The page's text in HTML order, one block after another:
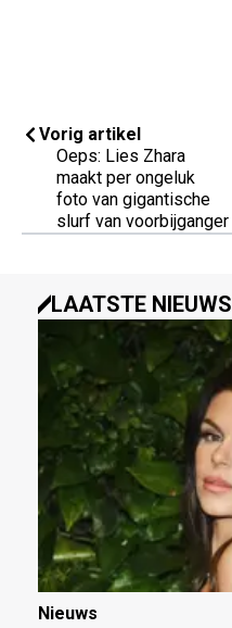
Vorig artikel
Oeps: Lies Zhara
maakt per ongeluk
foto van gigantische
slurf van voorbijganger
LAATSTE NIEUWS
Nieuws